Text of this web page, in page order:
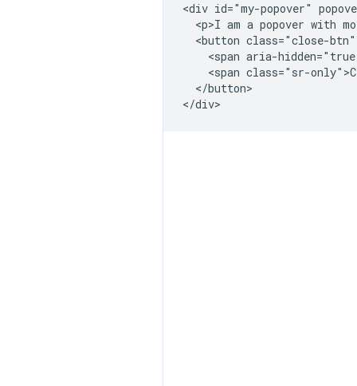
<div id="my-popover"
<p>I am a popover with
<button class="close-
<span aria-
<span class="sr-
  </button>